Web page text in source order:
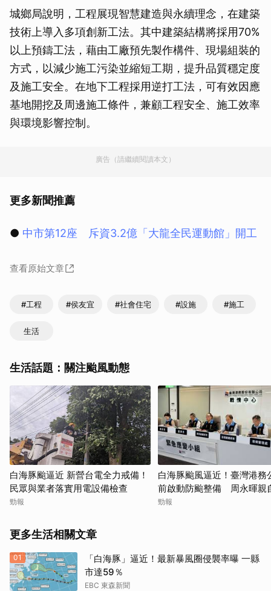
城鄉局說明，工程展現智慧建造與永續理念，在建築
技術上導入多項創新工法。其中建築結構將採用70%
以上預鑄工法，藉由工廠預先製作構件、現場組裝的
方式，以減少施工污染並縮短工期，提升品質穩定度
及施工安全。在地下工程採用逆打工法，可有效因應
基地開挖及周邊施工條件，兼顧工程安全、施工效率
與環境影響控制。
廣告（請繼續閱讀本文）
更多新聞推薦
● 中市第12座 斥資3.2億「大龍全民運動館」開工
查看原始文章
#工程 #侯友宜 #社會住宅 #設施 #施工
生活
生活話題：關注颱風動態
白海豚颱逼近 新營台電全力戒備！
民眾與業者落實用電設備檢查
勁報
白海豚颱風逼近！臺灣港務
前啟動防颱整備 周永暉親
應變會議
勁報
更多生活相關文章
01
「白海豚」逼近！最新暴風圈侵襲率曝 一縣
市達59％
EBC 東森新聞